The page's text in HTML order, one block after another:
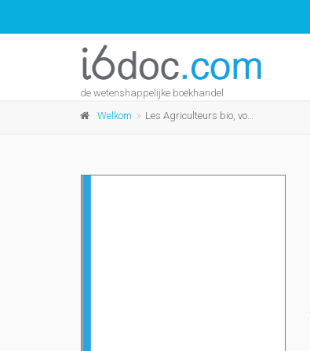
de wetenshappelijke boekhandel
Welkom Les Agriculteurs bio, vocation ou intérêt?